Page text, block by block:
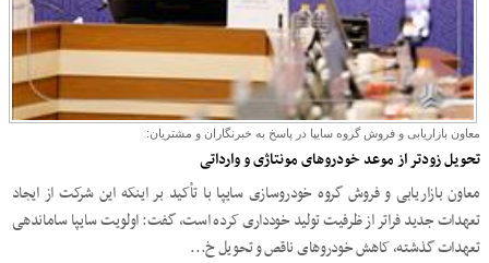
معاون بازاریابی و فروش گروه سایپا در پاسخ به خبرنگاران و مشتریان:
تحویل زودتر از موعد خودروهای مونتاژی و وارداتی
معاون بازاریابی و فروش گروه خودروسازی سایپا با تأکید بر اینکه این شرکت از ایجاد
تعهدات جدید فراتر از ظرفیت تولید خودداری کرده است، گفت: اولویت سایپا ساماندهی
تعهدات گذشته، کاهش خودروهای ناقص و تحویل خ...